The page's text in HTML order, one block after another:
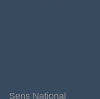
Sens Național